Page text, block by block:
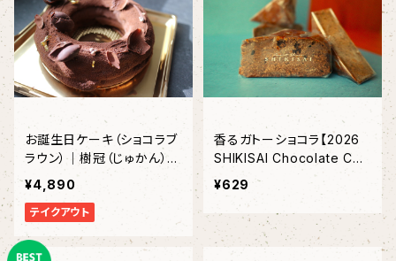
お誕生日ケーキ（ショコラブ
ラウン）｜樹冠（じゅかん）直
径15㎝〈約4～５名様〉
¥4,890
テイクアウト
香るガトーショコラ【2026
SHIKISAI Chocolate Coll
ection】（１個 ）
¥629